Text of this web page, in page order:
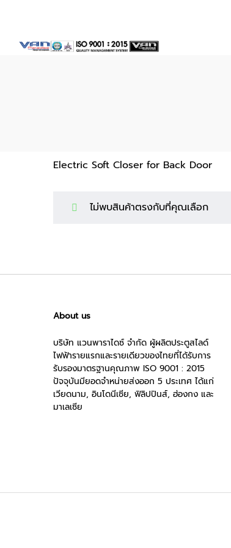
ประตู
ประตู
Electric Soft Closer for Back Door
ไม่พบสินค้าตรงกับที่คุณเลือก
About us
บริษัท แวนพาราไดซ์ จำกัด ผู้ผลิตประตูสไลด์
ไฟฟ้ารายแรกและรายเดียวของไทยที่ได้รับการ
รับรองมาตรฐานคุณภาพ ISO 9001 : 2015
ปัจจุบันมียอดจำหน่ายส่งออก 5 ประเทศ ได้แก่
เวียดนาม, อินโดนีเซีย, ฟิลิปปินส์, ฮ่องกง และ
มาเลเซีย